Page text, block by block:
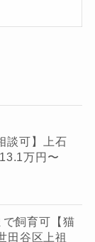
談可】上石
万円〜
飼育可【猫
田谷区上祖